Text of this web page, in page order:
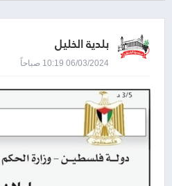
بلدية الخليل
06/03/2024 10:19 صباحاً